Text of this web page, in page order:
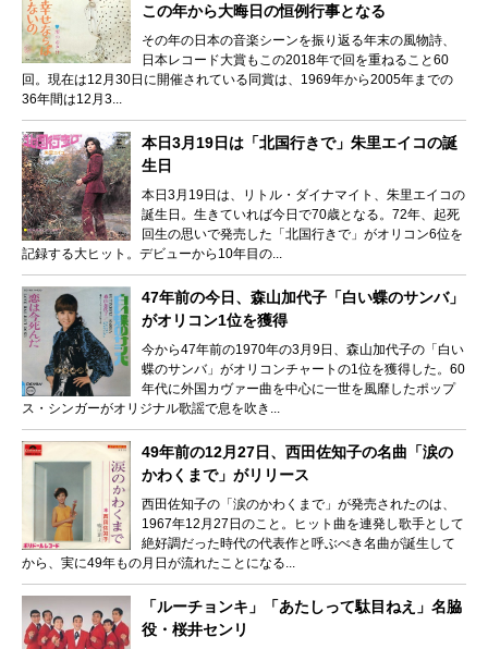
この年から大晦日の恒例行事となる
その年の日本の音楽シーンを振り返る年末の風物詩、
日本レコード大賞もこの2018年で回を重ねること60
回。現在は12月30日に開催されている同賞は、1969年から2005年までの
36年間は12月3...
本日3月19日は「北国行きで」朱里エイコの誕
生日
本日3月19日は、リトル・ダイナマイト、朱里エイコの
誕生日。生きていれば今日で70歳となる。72年、起死
回生の思いで発売した「北国行きで」がオリコン6位を
記録する大ヒット。デビューから10年目の...
47年前の今日、森山加代子「白い蝶のサンバ」
がオリコン1位を獲得
今から47年前の1970年の3月9日、森山加代子の「白い
蝶のサンバ」がオリコンチャートの1位を獲得した。60
年代に外国カヴァー曲を中心に一世を風靡したポップ
ス・シンガーがオリジナル歌謡で息を吹き...
49年前の12月27日、西田佐知子の名曲「涙の
かわくまで」がリリース
西田佐知子の「涙のかわくまで」が発売されたのは、
1967年12月27日のこと。ヒット曲を連発し歌手として
絶好調だった時代の代表作と呼ぶべき名曲が誕生して
から、実に49年もの月日が流れたことになる...
「ルーチョンキ」「あたしって駄目ねえ」名脇
役・桜井センリ